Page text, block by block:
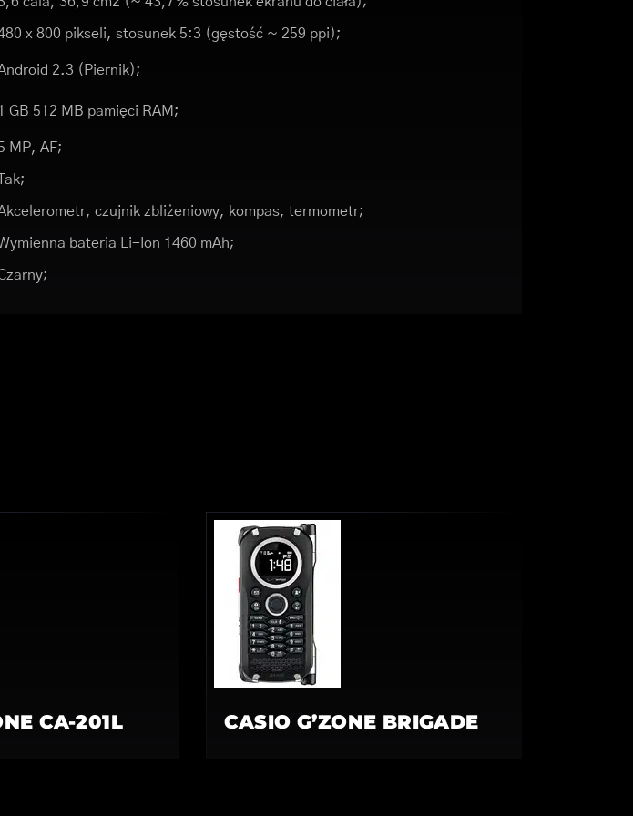
x 800 pikseli, stosunek 5:3 (gęstość ~ 259 ppi);
2.3 (Piernik);
GB 512 MB pamięci RAM;
MP, AF;
Tak;
czujnik zbliżeniowy, kompas, termometr;
bateria Li-Ion 1460 mAh;
CA-201L CASIO G’ZONE BRIGADE